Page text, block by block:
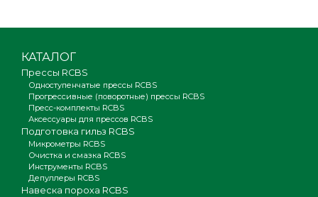
КАТАЛОГ
Прессы RCBS
Одноступенчатые прессы RCBS
Прогрессивные (поворотные) прессы RCBS
Пресс-комплекты RCBS
Аксессуары для прессов RCBS
Подготовка гильз RCBS
Микрометры RCBS
Очистка и смазка RCBS
Инструменты RCBS
Депуллеры RCBS
Навеска пороха RCBS